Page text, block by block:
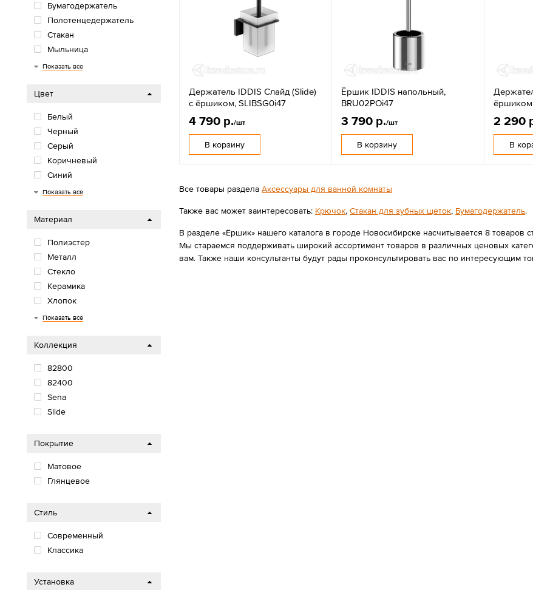
Держатель IDDIS Слайд (Slide)
с ёршиком, SLIBSG0i47
4 790 р./шт
В корзину
Ёршик IDDIS напольный,
BRU02POi47
3 790 р./шт
В корзину
2 290
В
Все товары разделаАксессуары для ванной комнаты
Также вас может заинтересовать: Крючок,Стакан для зубных щеток, Бумагодержатель.
В разделе «Ёршик» нашего каталога в городе Новосибирске насчитывается 8 товаров
Мы стараемся поддерживать широкий ассортимент товаров в различных ценовых
вам. Также наши консультанты будут рады проконсультировать вас по
Бумагодержатель
Полотенцедержатель
Стакан
Мыльница
Полка
Ёршик
Дозатор для жидкого
мыла
Подголовник
Показать все
Цвет
Белый
Черный
Серый
Коричневый
Синий
Бежевый
Зеленый
Оранжевый
Показать все
Материал
Полиэстер
Металл
Стекло
Керамика
Хлопок
Микрофибра
EVA
PEVA
Показать все
Коллекция
82800
82400
Sena
Slide
Покрытие
Матовое
Глянцевое
Стиль
Современный
Классика
Установка